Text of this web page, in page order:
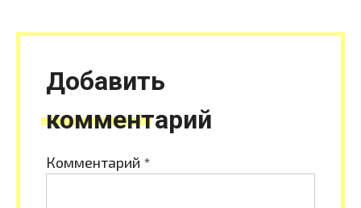
Добавить
комментарий
Комментарий *